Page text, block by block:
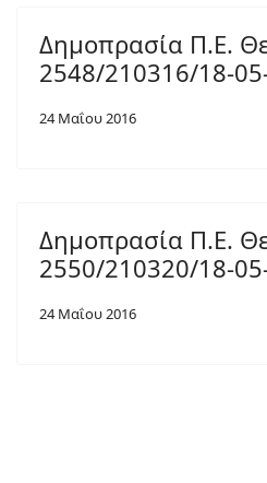
Δημοπρασία Π.Ε.
2548/210316/18-
24 Μαΐου 2016
Δημοπρασία Π.Ε.
2550/210320/18-
24 Μαΐου 2016